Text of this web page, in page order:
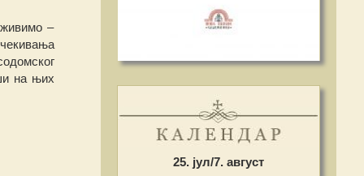
–
на њих
25. јул/7. август